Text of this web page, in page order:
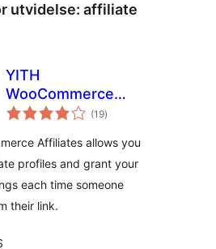
utvidelse: affiliate
YITH
WooCommerce
Affiliates
(19totale
vurderinger
)
Affiliates allows you
profiles and grant your
each time someone
their link.